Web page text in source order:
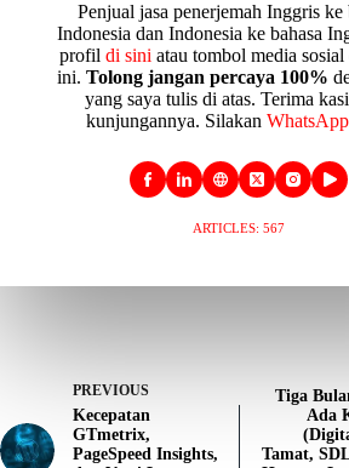
Penjual jasa penerjemah Inggris ke
Indonesia dan Indonesia ke bahasa
profil di sini atau tombol media
ini.Tolong jangan percaya 100%
yang saya tulis di atas. Terima
kunjungannya. Silakan
ARTICLES: 567
PREVIOUS
Kecepatan
GTmetrix,
PageSpeed Insights,
Tiga
Ada
Tamat,